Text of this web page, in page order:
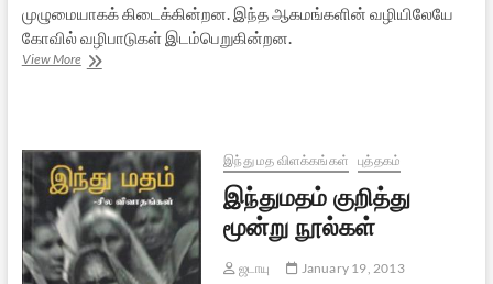
முழுமையாகக் கிடைக்கின்றன. இந்த ஆகமங்களின் வழியிலேயே
கோவில் வழிபாடுகள் இடம்பெறுகின்றன.
View Moreஆகமங்கள் கூறும் ஆலய வழிபாடு
இந்து மத விளக்கங்கள் புத்தகம்
இந்துமதம் குறித்து
மூன்று நூல்கள்
ஜடாயு
January 19, 2013